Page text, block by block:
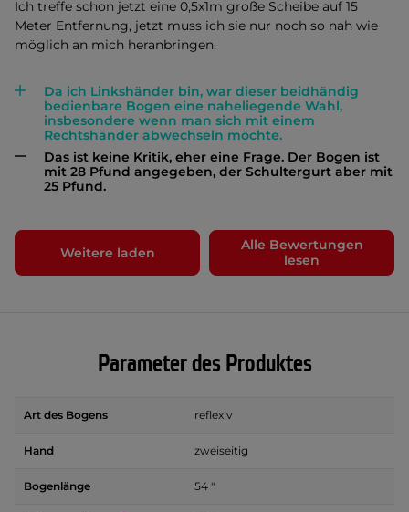
Ich treffe schon jetzt eine 0,5x1m große Scheibe auf 15
Meter Entfernung, jetzt muss ich sie nur noch so nah wie
möglich an mich heranbringen.
Da ich Linkshänder bin, war dieser beidhändig
bedienbare Bogen eine naheliegende Wahl,
insbesondere wenn man sich mit einem
Rechtshänder abwechseln möchte.
Das ist keine Kritik, eher eine Frage. Der Bogen ist
mit 28 Pfund angegeben, der Schultergurt aber mit
25 Pfund.
Weitere laden
Alle Bewertungen
lesen
Parameter des Produktes
Art des Bogens reflexiv
Hand zweiseitig
Bogenlänge 54 "